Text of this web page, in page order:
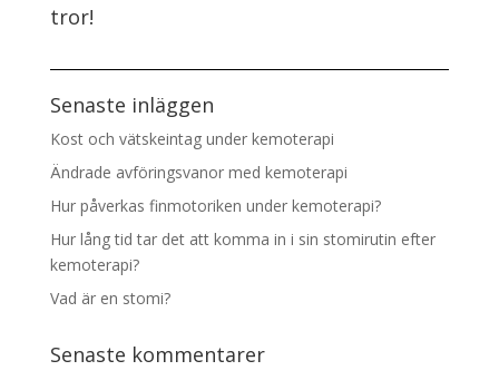
tror!
Senaste inläggen
Kost och vätskeintag under kemoterapi
Ändrade avföringsvanor med kemoterapi
Hur påverkas finmotoriken under kemoterapi?
Hur lång tid tar det att komma in i sin stomirutin efter
kemoterapi?
Vad är en stomi?
Senaste kommentarer